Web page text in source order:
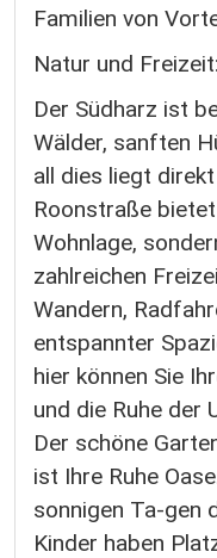
Familien von
Natur und Freizeit:
Der Südharz ist
Wälder, sanften
all dies liegt
Roonstraße
Wohnlage,
zahlreichen
Wandern,
entspannter
hier können Sie
und die Ruhe der
Der schöne
ist Ihre Ruhe
sonnigen Ta-gen
Kinder haben